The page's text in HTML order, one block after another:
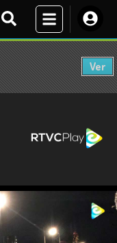
Ver